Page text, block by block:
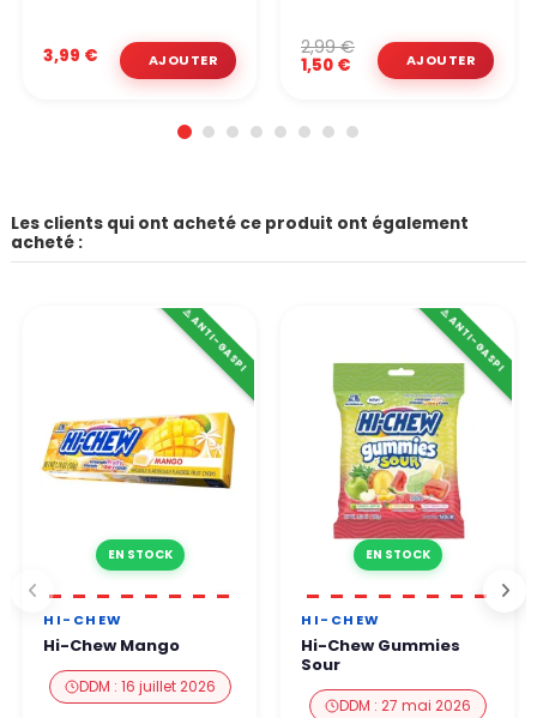
3,99 € 1,50 €
2,99 €
Les clients qui ont acheté ce produit ont également
acheté :
EN STOCK
⚠️ ANTI-GASPI
HI-CHEW
Hi-Chew Mango
DDM : 16 juillet 2026
EN STOCK
⚠️ ANTI-GASPI
HI-CHEW
Hi-Chew Gummies
Sour
DDM : 27 mai 2026